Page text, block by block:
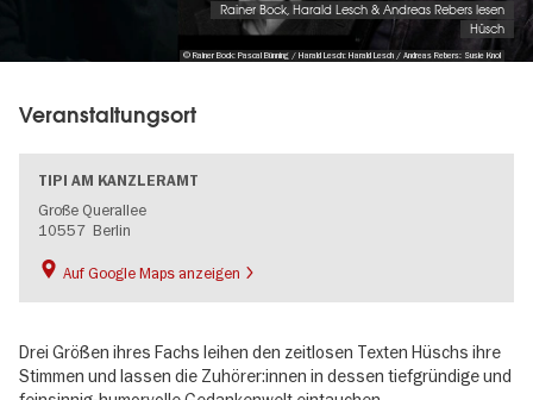
© Rainer Bock: Pascal Bünning / Harald Lesch: Harald Lesch / Andreas Rebers: Susie Knol
Rainer Bock, Harald Lesch & Andreas Rebers lesen
Hüsch
Veranstaltungsort
TIPI AM KANZLERAMT
Große Querallee
10557 Berlin
Auf Google Maps anzeigen
Drei Größen ihres Fachs leihen den zeitlosen Texten Hüschs ihre
Stimmen und lassen die Zuhörer:innen in dessen tiefgründige und